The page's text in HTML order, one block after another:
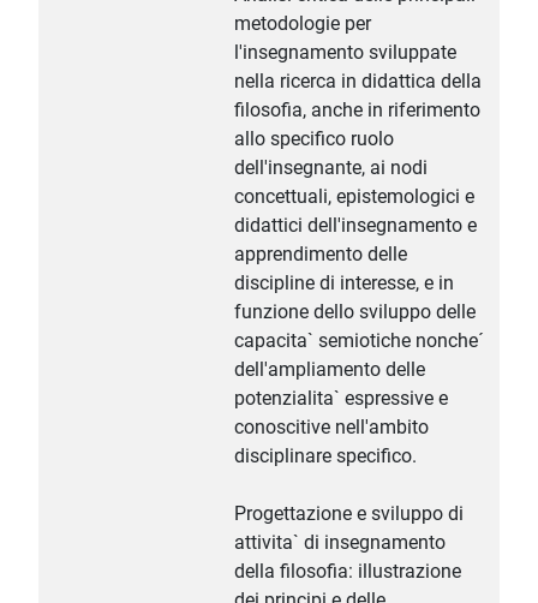
metodologie per
l'insegnamento sviluppate
nella ricerca in didattica della
filosofia, anche in riferimento
allo specifico ruolo
dell'insegnante, ai nodi
concettuali, epistemologici e
didattici dell'insegnamento e
apprendimento delle
discipline di interesse, e in
funzione dello sviluppo delle
capacita` semiotiche nonche´
dell'ampliamento delle
potenzialita` espressive e
conoscitive nell'ambito
disciplinare specifico.
Progettazione e sviluppo di
attivita` di insegnamento
della filosofia: illustrazione